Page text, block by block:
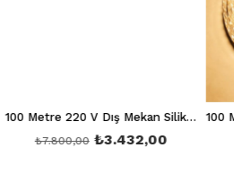
100 Metre 220 V Dış Mekan Silikonlu Mavi Hortum Led Ct 4551
₺3.432,00
₺7.800,00